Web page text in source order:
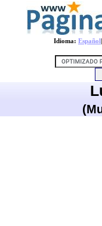
Idioma: Español|